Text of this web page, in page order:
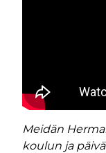
Meidän
koulun ja